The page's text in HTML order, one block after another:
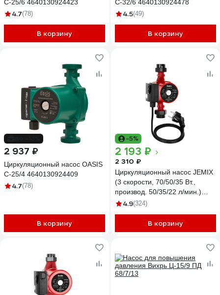
C-25/6 4640130924423
4.7(78)
В корзину
C-32/6 4640130924478
4.5(49)
В корзину
2 937 ₽
Циркуляционный насос OASIS
C-25/4 4640130924409
4.7(78)
В корзину
-5%
2 193 ₽
2 310 ₽
Циркуляционный насос JEMIX
(3 скорости, 70/50/35 Вт.,
производ. 50/35/22 л/мин.)
ЦН-25/4-180
4.9(324)
В корзину